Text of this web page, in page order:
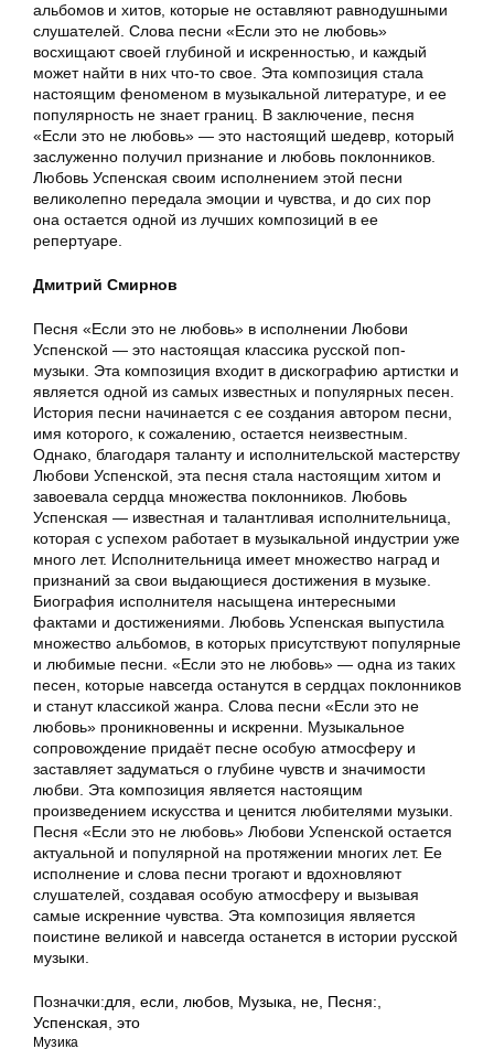
альбомов и хитов, которые не оставляют равнодушными
слушателей. Слова песни «Если это не любовь»
восхищают своей глубиной и искренностью, и каждый
может найти в них что-то свое. Эта композиция стала
настоящим феноменом в музыкальной литературе, и ее
популярность не знает границ. В заключение, песня
«Если это не любовь» — это настоящий шедевр, который
заслуженно получил признание и любовь поклонников.
Любовь Успенская своим исполнением этой песни
великолепно передала эмоции и чувства, и до сих пор
она остается одной из лучших композиций в ее
репертуаре.
Дмитрий Смирнов
Песня «Если это не любовь» в исполнении Любови
Успенской — это настоящая классика русской поп-
музыки. Эта композиция входит в дискографию артистки и
является одной из самых известных и популярных песен.
История песни начинается с ее создания автором песни,
имя которого, к сожалению, остается неизвестным.
Однако, благодаря таланту и исполнительской мастерству
Любови Успенской, эта песня стала настоящим хитом и
завоевала сердца множества поклонников. Любовь
Успенская — известная и талантливая исполнительница,
которая с успехом работает в музыкальной индустрии уже
много лет. Исполнительница имеет множество наград и
признаний за свои выдающиеся достижения в музыке.
Биография исполнителя насыщена интересными
фактами и достижениями. Любовь Успенская выпустила
множество альбомов, в которых присутствуют популярные
и любимые песни. «Если это не любовь» — одна из таких
песен, которые навсегда останутся в сердцах поклонников
и станут классикой жанра. Слова песни «Если это не
любовь» проникновенны и искренни. Музыкальное
сопровождение придаёт песне особую атмосферу и
заставляет задуматься о глубине чувств и значимости
любви. Эта композиция является настоящим
произведением искусства и ценится любителями музыки.
Песня «Если это не любовь» Любови Успенской остается
актуальной и популярной на протяжении многих лет. Ее
исполнение и слова песни трогают и вдохновляют
слушателей, создавая особую атмосферу и вызывая
самые искренние чувства. Эта композиция является
поистине великой и навсегда останется в истории русской
музыки.
Позначки:для, если, любов, Музыка, не, Песня:,
Успенская, это
Музика